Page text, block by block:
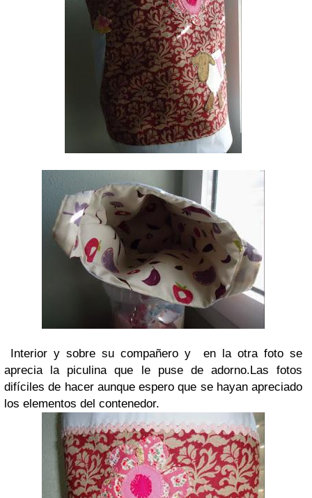
Interior y sobre su compañero y en la otra foto se
aprecia la piculina que le puse de adorno.Las fotos
difíciles de hacer aunque espero que se hayan apreciado
los elementos del contenedor.